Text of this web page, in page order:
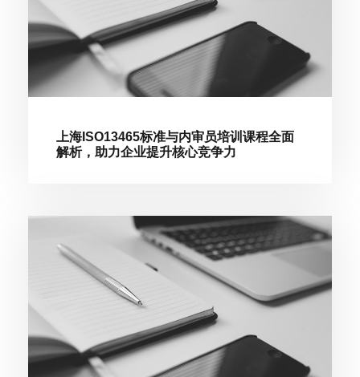
上海ISO13465标准与内审员培训课程全面
解析，助力企业提升核心竞争力